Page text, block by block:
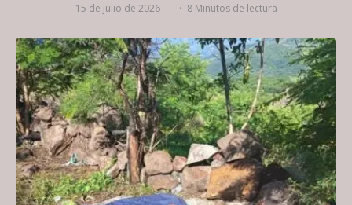
15 de julio de 2026 · · 8 Minutos de lectura